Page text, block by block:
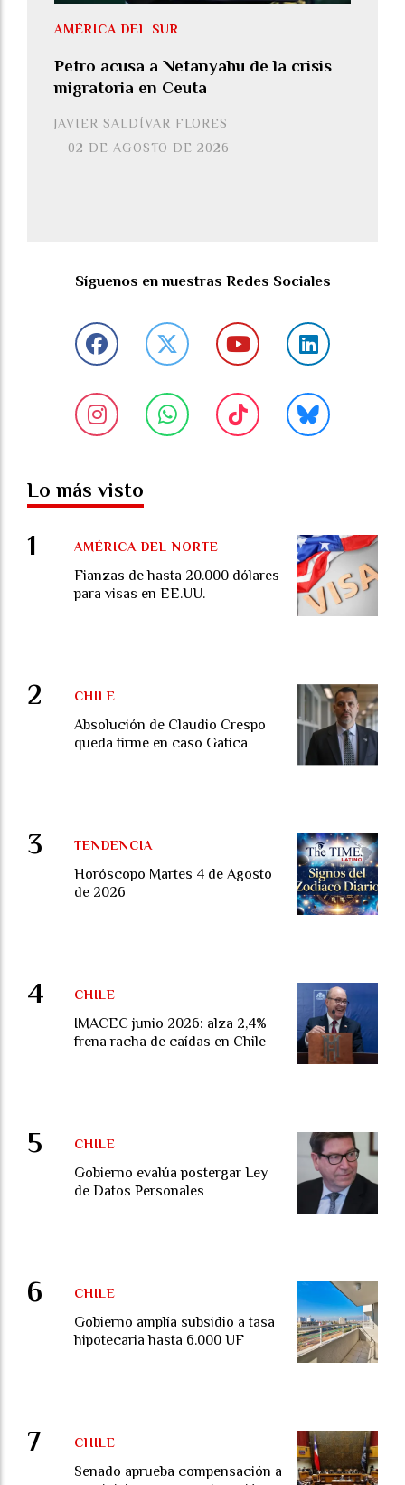
Petro acusa a Netanyahu de la crisis
migratoria en Ceuta
JAVIER SALDÍVAR FLORES
AMÉRICA DEL SUR
02 DE AGOSTO DE 2026
Síguenos en nuestras Redes Sociales
Lo más visto
Fianzas de hasta 20.000 dólares
para visas en EE.UU.
AMÉRICA DEL NORTE
Absolución de Claudio Crespo
queda firme en caso Gatica
CHILE
Horóscopo Martes 4 de Agosto
de 2026
TENDENCIA
IMACEC junio 2026: alza 2,4%
frena racha de caídas en Chile
CHILE
Gobierno evalúa postergar Ley
de Datos Personales
CHILE
Gobierno amplía subsidio a tasa
hipotecaria hasta 6.000 UF
CHILE
Senado aprueba compensación a
CHILE